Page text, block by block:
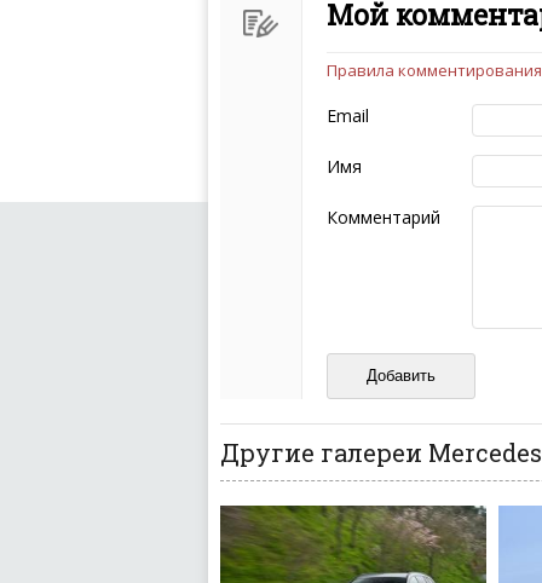
Мой
Чтобы ваш комментарий
следующих правил:
Комментарий не
эмоциональных
Не стоит
Пожалуйста, не
также призывы к
Не размещайте
И запаситесь терпением,
ваш отзыв может
Правила комментирования
Email
Имя
Комментарий
Другие галереи